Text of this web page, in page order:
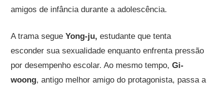
amigos de infância durante a adolescência.
A trama segueYong-ju, estudante que tenta
esconder sua sexualidade enquanto enfrenta pressão
por desempenho escolar. Ao mesmo tempo,Gi-
woong, antigo melhor amigo do protagonista, passa a